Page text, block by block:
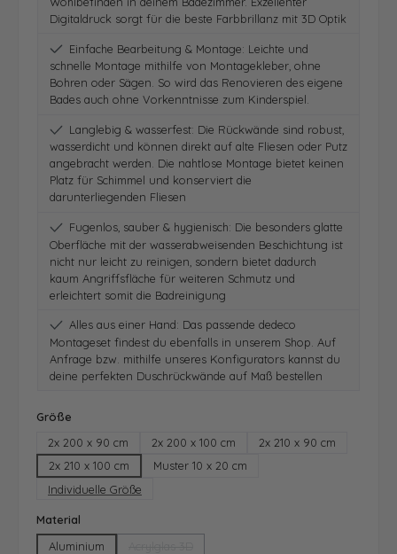
Digitaldruck sorgt für die beste Farbbrillanz mit 3D Optik
Einfache Bearbeitung & Montage: Leichte und
schnelle Montage mithilfe von Montagekleber, ohne
Bohren oder Sägen. So wird das Renovieren des eigene
Bades auch ohne Vorkenntnisse zum Kinderspiel.
Langlebig & wasserfest: Die Rückwände sind robust,
wasserdicht und können direkt auf alte Fliesen oder Putz
angebracht werden. Die nahtlose Montage bietet keinen
Platz für Schimmel und konserviert die
darunterliegenden Fliesen
Fugenlos, sauber & hygienisch: Die besonders glatte
Oberfläche mit der wasserabweisenden Beschichtung ist
nicht nur leicht zu reinigen, sondern bietet dadurch
kaum Angriffsfläche für weiteren Schmutz und
erleichtert somit die Badreinigung
Alles aus einer Hand: Das passende dedeco
Montageset findest du ebenfalls in unserem Shop. Auf
Anfrage bzw. mithilfe unseres Konfigurators kannst du
deine perfekten Duschrückwände auf Maß bestellen
Größe
2x 200 x 90 cm
2x 200 x 100 cm
2x 210 x 90 cm
2x 210 x 100 cm
Muster 10 x 20 cm
Individuelle Größe
Material
Aluminium